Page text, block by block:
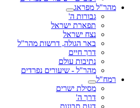
מהר"ל מפראג
גבורות ה'
תפארת ישראל
נצח ישראל
באר הגולה, דרשות מהר"ל
דרך חיים
נתיבות עולם
מהר"ל - שיעורים נפרדים
רמח"ל
מסילת ישרים
דרך ה'